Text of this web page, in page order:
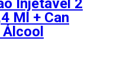
Injetável 2
Ml + Can
Álcool